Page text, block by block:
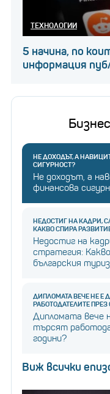
ТЕХНОЛОГИИ
5 начина, по
информация
НЕ ДОХОДЪТ, А
СИГУРНОСТ?
Не доходът, а
финансова
НЕДОСТИГ НА КАДРИ,
КАКВО СПИРА
Недостиг на
стратегия:
българския
ДИПЛОМАТА ВЕЧЕ НЕ Е
РАБОТОДАТЕЛИТЕ
Дипломата вече
търсят
години?
Виж всички